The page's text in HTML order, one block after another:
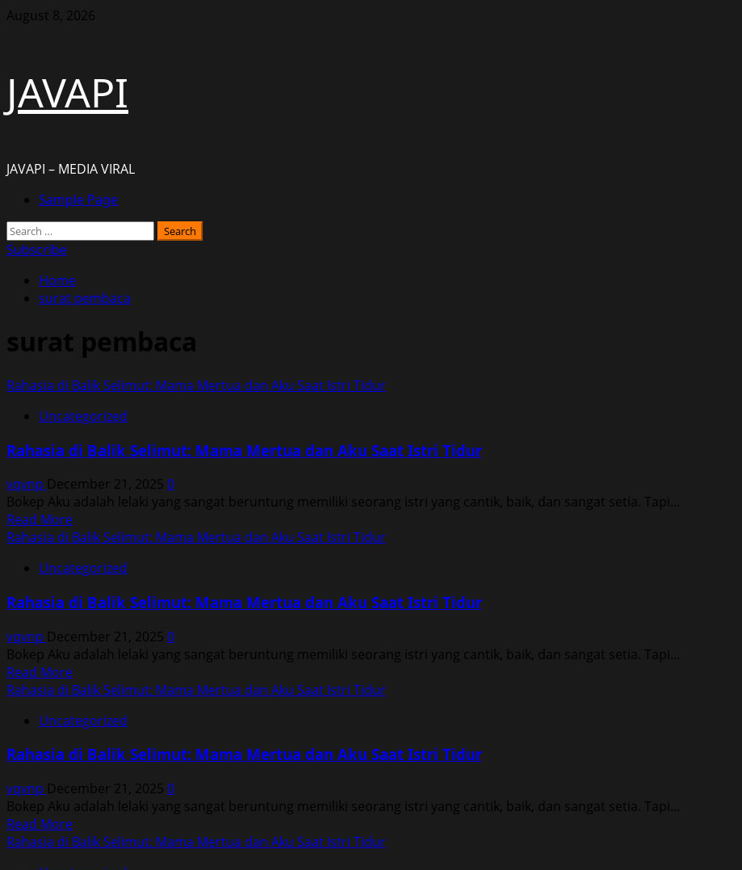
Skip
August 8, 2026
JAVAPI
JAVAPI – MEDIA VIRAL
PrimarySample Page
Search
for:
Subscribe
Home
surat pembaca
surat pembaca
Rahasia di Balik Selimut: Mama Mertua dan Aku Saat Istri Tidur
Uncategorized
Rahasia di Balik Selimut: Mama Mertua dan Aku Saat Istri Tidur
vqvnp December 21, 2025 0
Bokep Aku adalah lelaki yang sangat beruntung memiliki seorang istri yang cantik, baik, dan sangat setia. Tapi...
Read MoreRead
more
Rahasia
Balik
Mama
Mertua
dan
Aku
Saat
Istri
Tidur
Rahasia di Balik Selimut: Mama Mertua dan Aku Saat Istri Tidur
Uncategorized
Rahasia di Balik Selimut: Mama Mertua dan Aku Saat Istri Tidur
vqvnp December 21, 2025 0
Bokep Aku adalah lelaki yang sangat beruntung memiliki seorang istri yang cantik, baik, dan sangat setia. Tapi...
Read MoreRead
more
Rahasia
Balik
Mama
Mertua
dan
Aku
Rahasia di Balik Selimut: Mama Mertua dan Aku Saat Istri Tidur
Uncategorized
Rahasia di Balik Selimut: Mama Mertua dan Aku Saat Istri Tidur
vqvnp December 21, 2025 0
Bokep Aku adalah lelaki yang sangat beruntung memiliki seorang istri yang cantik, baik, dan sangat setia. Tapi...
Read MoreRead
more
Rahasia di Balik Selimut: Mama Mertua dan Aku Saat Istri Tidur